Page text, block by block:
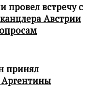
провел встречу с
Австрии
принял